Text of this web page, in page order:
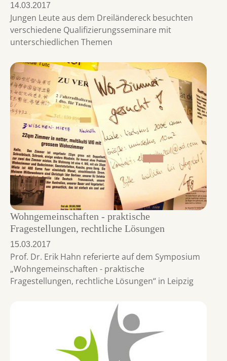
14.03.2017
Jungen Leute aus dem Dreiländereck besuchten
verschiedene Qualifizierungsseminare mit
unterschiedlichen Themen
Wohngemeinschaften - praktische
Fragestellungen, rechtliche Lösungen
15.03.2017
Prof. Dr. Erik Hahn referierte auf dem Symposium
„Wohngemeinschaften - praktische
Fragestellungen, rechtliche Lösungen“ in Leipzig